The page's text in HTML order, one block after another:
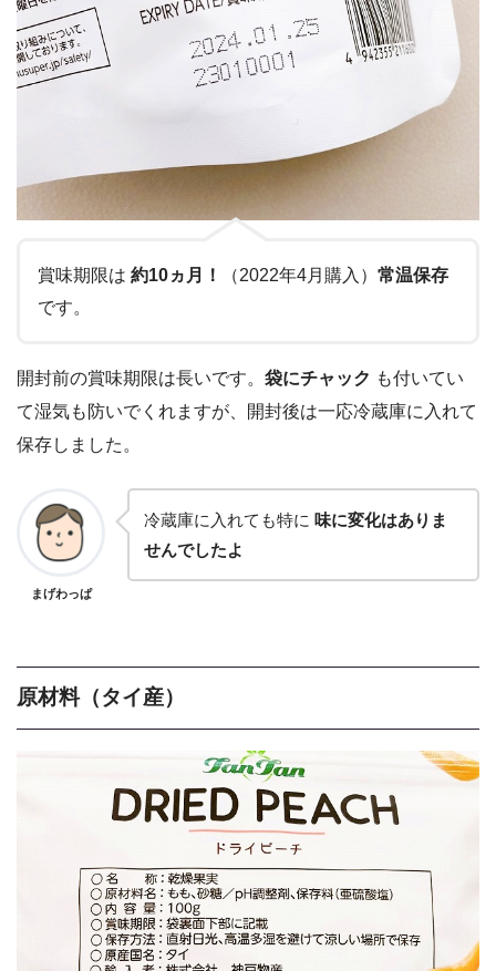
賞味期限は 約10ヵ月！ （2022年4月購入） 常温保存
です。
開封前の賞味期限は長いです。 袋にチャック も付いてい
て湿気も防いでくれますが、開封後は一応冷蔵庫に入れて
保存しました。
まげわっぱ
冷蔵庫に入れても特に 味に変化はありま
せんでしたよ
原材料（タイ産）